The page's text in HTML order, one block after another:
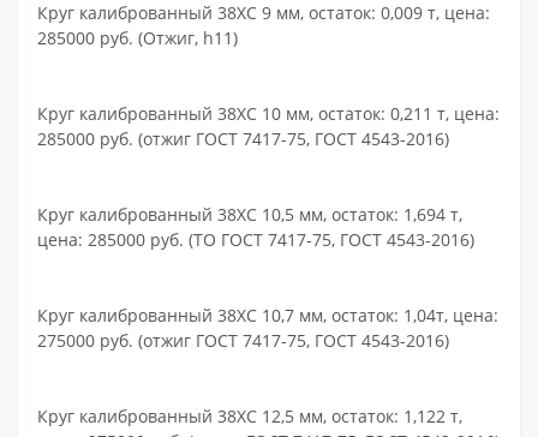
Круг калиброванный 38ХС 9 мм, остаток: 0,009 т, цена:
285000 руб. (Отжиг, h11)
Круг калиброванный 38ХС 10 мм, остаток: 0,211 т, цена:
285000 руб. (отжиг ГОСТ 7417-75, ГОСТ 4543-2016)
Круг калиброванный 38ХС 10,5 мм, остаток: 1,694 т,
цена: 285000 руб. (ТО ГОСТ 7417-75, ГОСТ 4543-2016)
Круг калиброванный 38ХС 10,7 мм, остаток: 1,04т, цена:
275000 руб. (отжиг ГОСТ 7417-75, ГОСТ 4543-2016)
Круг калиброванный 38ХС 12,5 мм, остаток: 1,122 т,